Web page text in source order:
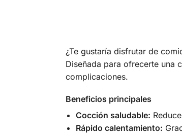
¿Te gustaría disfrutar de
Diseñada para ofrecerte una
complicaciones.
Beneficios principales
Cocción saludable:
Rápido calentamiento: